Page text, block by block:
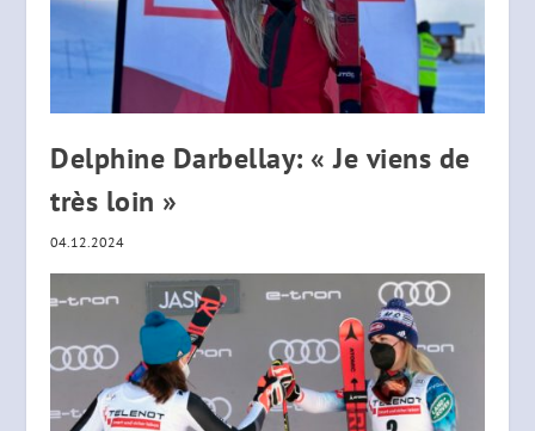
Delphine Darbellay: « Je viens de
très loin »
04.12.2024